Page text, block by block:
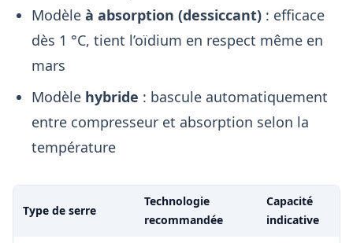
Modèle à absorption (dessiccant) : efficace
dès 1 °C, tient l’oïdium en respect même en
mars
Modèle hybride : bascule automatiquement
entre compresseur et absorption selon la
température
Type de serre
Technologie
recommandée
Capacité
indicative